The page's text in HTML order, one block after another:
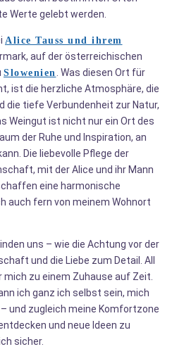
Werte gelebt werden.
Alice Tauss und ihrem
auf der österreichischen
Slowenien . Was diesen Ort für
ist die herzliche Atmosphäre, die
tiefe Verbundenheit zur Natur,
Weingut ist nicht nur ein Ort des
der Ruhe und Inspiration, an
Die liebevolle Pflege der
mit der Alice und ihr Mann
eine harmonische
auch fern von meinem Wohnort
uns – wie die Achtung vor der
und die Liebe zum Detail. All
zu einem Zuhause auf Zeit.
ich ganz ich selbst sein, mich
und zugleich meine Komfortzone
und neue Ideen zu
sicher.